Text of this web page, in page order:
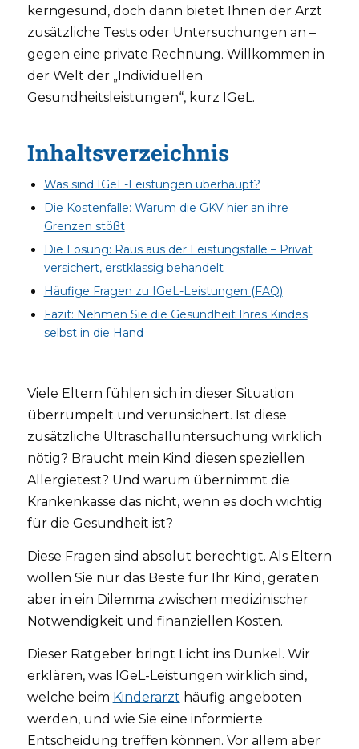
kerngesund, doch dann bietet Ihnen der Arzt
zusätzliche Tests oder Untersuchungen an –
gegen eine private Rechnung. Willkommen in
der Welt der „Individuellen
Gesundheitsleistungen“, kurz IGeL.
Inhaltsverzeichnis
Was sind IGeL-Leistungen überhaupt?
Die Kostenfalle: Warum die GKV hier an ihre
Grenzen stößt
Die Lösung: Raus aus der Leistungsfalle – Privat
versichert, erstklassig behandelt
Häufige Fragen zu IGeL-Leistungen (FAQ)
Fazit: Nehmen Sie die Gesundheit Ihres Kindes
selbst in die Hand
Viele Eltern fühlen sich in dieser Situation
überrumpelt und verunsichert. Ist diese
zusätzliche Ultraschalluntersuchung wirklich
nötig? Braucht mein Kind diesen speziellen
Allergietest? Und warum übernimmt die
Krankenkasse das nicht, wenn es doch wichtig
für die Gesundheit ist?
Diese Fragen sind absolut berechtigt. Als Eltern
wollen Sie nur das Beste für Ihr Kind, geraten
aber in ein Dilemma zwischen medizinischer
Notwendigkeit und finanziellen Kosten.
Dieser Ratgeber bringt Licht ins Dunkel. Wir
erklären, was IGeL-Leistungen wirklich sind,
welche beim Kinderarzt häufig angeboten
werden, und wie Sie eine informierte
Entscheidung treffen können. Vor allem aber